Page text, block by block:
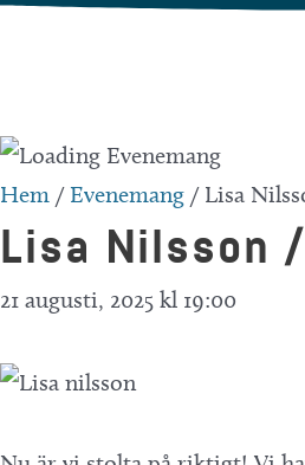
Hem /Evenemang / Lisa
Lisa Nilsson
21 augusti, 2025 kl 19:00